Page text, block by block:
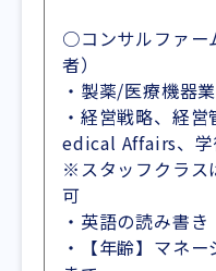
○コンサルファー
者）
・製薬/医療機器
・経営戦略、経
edical Affairs、学
※スタッフクラス
可
・英語の読み書
・【年齢】マネ